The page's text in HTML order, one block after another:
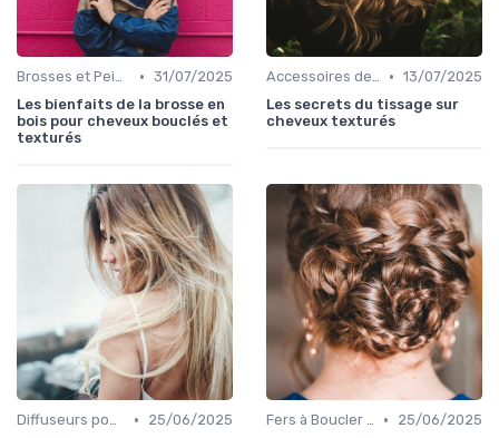
Brosses et Peignes Spéciaux • 31/07/2025
Les bienfaits de la brosse en
bois pour cheveux bouclés et
texturés
Accessoires de Coiffure pour Cheveux Texturés • 13/07/2025
Les secrets du tissage sur
cheveux texturés
Diffuseurs pour Sèche-Cheveux •
25/06/2025
Fers à Boucler et à Friser •
25/06/2025